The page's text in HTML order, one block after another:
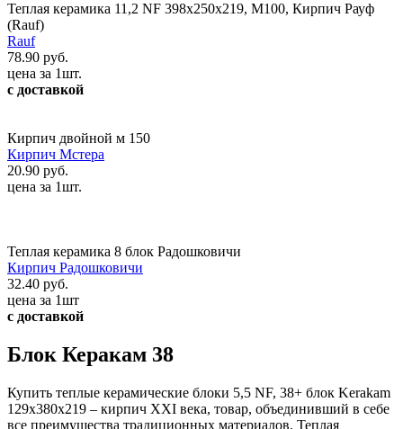
Теплая керамика 11,2 NF 398х250х219, М100, Кирпич Рауф
(Rauf)
Rauf
78.90 руб.
цена за 1шт.
с доставкой
Кирпич двойной м 150
Кирпич Мстера
20.90 руб.
цена за 1шт.
Теплая керамика 8 блок Радошковичи
Кирпич Радошковичи
32.40 руб.
цена за 1шт
с доставкой
Блок Керакам 38
Купить теплые керамические блоки 5,5 NF, 38+ блок Kerakam
129х380х219 – кирпич XXI века, товар, объединивший в себе
все преимущества традиционных материалов. Теплая